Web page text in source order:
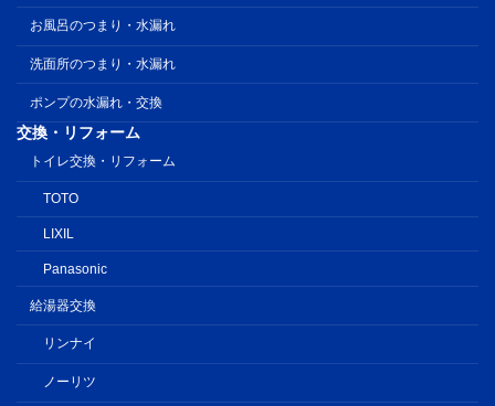
お風呂のつまり・水漏れ
洗面所のつまり・水漏れ
ポンプの水漏れ・交換
交換・リフォーム
トイレ交換・リフォーム
TOTO
LIXIL
Panasonic
給湯器交換
リンナイ
ノーリツ